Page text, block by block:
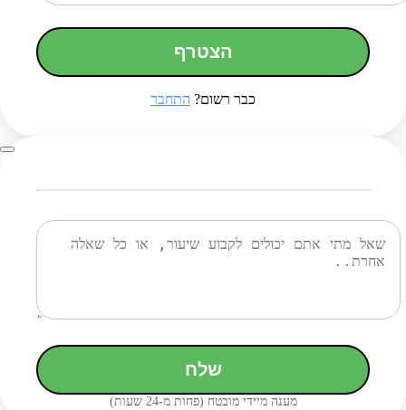
הצטרף
כבר רשום? התחבר
שלח
מענה מיידי מובטח (פחות מ-24 שעות)